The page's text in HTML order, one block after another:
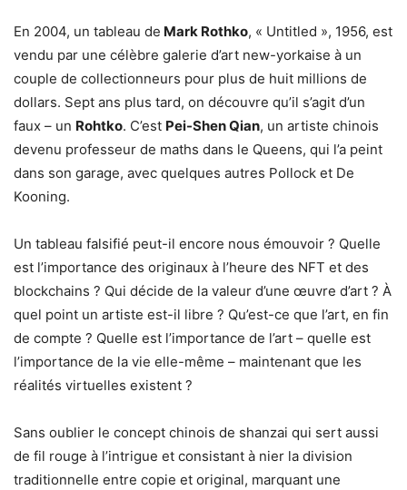
En 2004, un tableau de Mark Rothko, « Untitled », 1956, est
vendu par une célèbre galerie d’art new-yorkaise à un
couple de collectionneurs pour plus de huit millions de
dollars. Sept ans plus tard, on découvre qu’il s’agit d’un
faux – un Rohtko. C’est Pei-Shen Qian, un artiste chinois
devenu professeur de maths dans le Queens, qui l’a peint
dans son garage, avec quelques autres Pollock et De
Kooning.
Un tableau falsifié peut-il encore nous émouvoir ? Quelle
est l’importance des originaux à l’heure des NFT et des
blockchains ? Qui décide de la valeur d’une œuvre d’art ? À
quel point un artiste est-il libre ? Qu’est-ce que l’art, en fin
de compte ? Quelle est l’importance de l’art – quelle est
l’importance de la vie elle-même – maintenant que les
réalités virtuelles existent ?
Sans oublier le concept chinois de shanzai qui sert aussi
de fil rouge à l’intrigue et consistant à nier la division
traditionnelle entre copie et original, marquant une